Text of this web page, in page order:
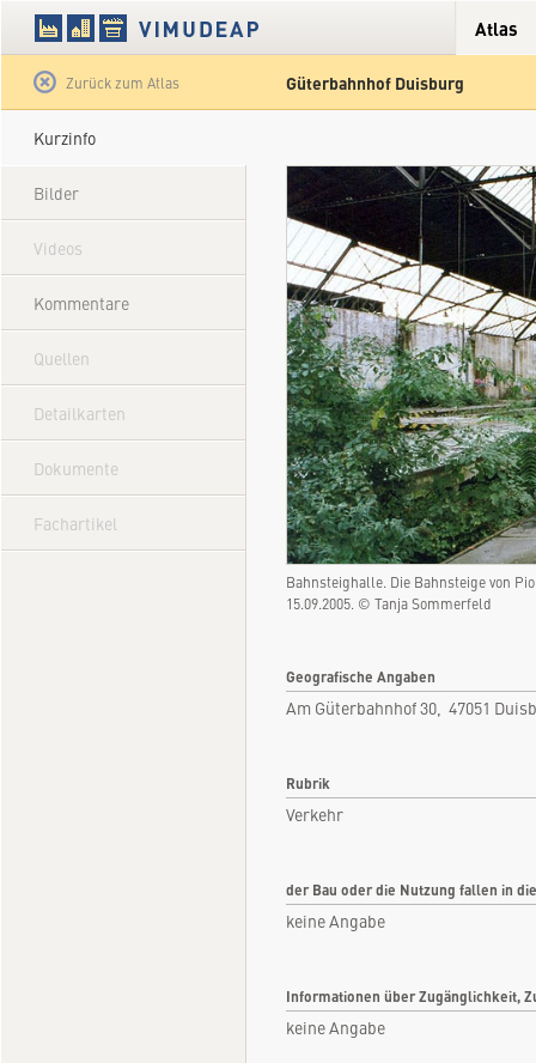
Atlas
Zurück zum Atlas Güterbahnhof Duisburg
Kurzinfo
Bilder
Videos
Kommentare
Quellen
Detailkarten
Dokumente
Fachartikel
Bahnsteighalle. Die Bahnsteige von
15.09.2005. © Tanja Sommerfeld
Geografische Angaben
Am Güterbahnhof 30, 47051
Rubrik
Verkehr
der Bau oder die Nutzung fallen in
keine Angabe
Informationen über Zugänglichkeit,
keine Angabe
Satellit Hybrid Gelände